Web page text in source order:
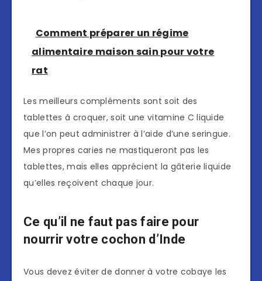
Comment préparer un régime
alimentaire maison sain pour votre
rat
Les meilleurs compléments sont soit des
tablettes à croquer, soit une vitamine C liquide
que l’on peut administrer à l’aide d’une seringue.
Mes propres caries ne mastiqueront pas les
tablettes, mais elles apprécient la gâterie liquide
qu’elles reçoivent chaque jour.
Ce qu’il ne faut pas faire pour
nourrir votre cochon d’Inde
Vous devez éviter de donner à votre cobaye les